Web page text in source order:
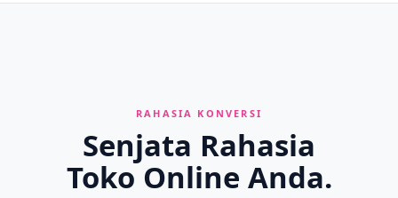
RAHASIA KONVERSI
Senjata Rahasia
Toko Online Anda.